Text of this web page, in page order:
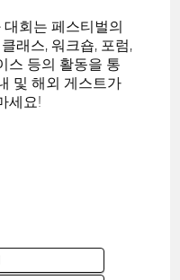
회는 페스티벌의
래스, 워크숍, 포럼,
스 등의 활동을 통
및 해외 게스트가
세요!